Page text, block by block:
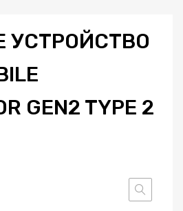
УСТРОЙСТВО
GEN2 TYPE 2